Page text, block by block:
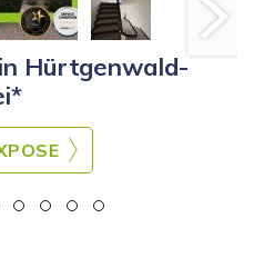
Hürtgenwald-